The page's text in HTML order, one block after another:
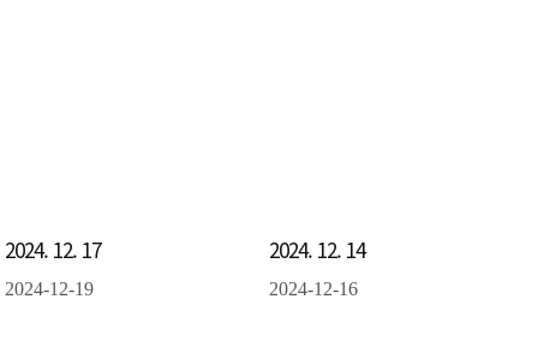
2024. 12. 17
2024-12-19
2024. 12. 14
2024-12-16